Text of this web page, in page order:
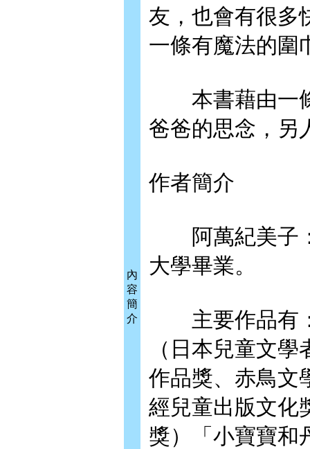
內
容
簡
介
友，也會有很多
一條有魔法的圍
本書藉由一條
爸爸的思念，另
作者簡介
阿萬紀美子：
大學畢業。
主要作品有：
（日本兒童文
作品獎、赤鳥文
經兒童出版文化
獎）「小寶寶和